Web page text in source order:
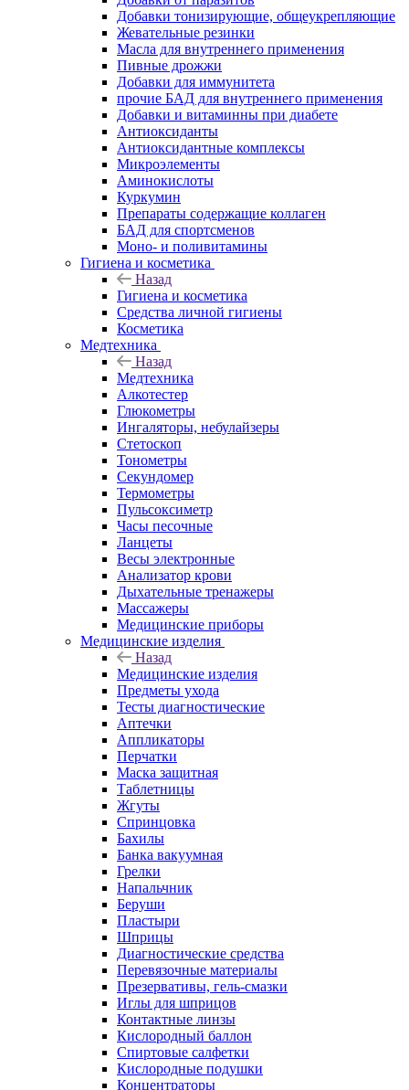
Добавки тонизирующие, общеукрепляющие
Жевательные резинки
Масла для внутреннего применения
Пивные дрожжи
Добавки для иммунитета
прочие БАД для внутреннего применения
Добавки и витаминны при диабете
Антиоксиданты
Антиоксидантные комплексы
Микроэлементы
Аминокислоты
Куркумин
Препараты содержащие коллаген
БАД для спортсменов
Моно- и поливитамины
Гигиена и косметика
Назад
Гигиена и косметика
Средства личной гигиены
Косметика
Медтехника
Назад
Медтехника
Алкотестер
Глюкометры
Ингаляторы, небулайзеры
Стетоскоп
Тонометры
Секундомер
Термометры
Пульсоксиметр
Часы песочные
Ланцеты
Весы электронные
Анализатор крови
Дыхательные тренажеры
Массажеры
Медицинские приборы
Медицинские изделия
Назад
Медицинские изделия
Предметы ухода
Тесты диагностические
Аптечки
Аппликаторы
Перчатки
Маска защитная
Таблетницы
Жгуты
Спринцовка
Бахилы
Банка вакуумная
Грелки
Напальчник
Беруши
Пластыри
Шприцы
Диагностические средства
Перевязочные материалы
Презервативы, гель-смазки
Иглы для шприцов
Контактные линзы
Кислородный баллон
Спиртовые салфетки
Кислородные подушки
Концентраторы